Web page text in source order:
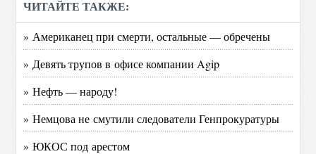
ЧИТАЙТЕ ТАКЖЕ:
» Американец при смерти, остальные — обречены
» Девять трупов в офисе компании Agip
» Нефть — народу!
» Немцова не смутили следователи Генпрокуратуры
» ЮКОС под арестом